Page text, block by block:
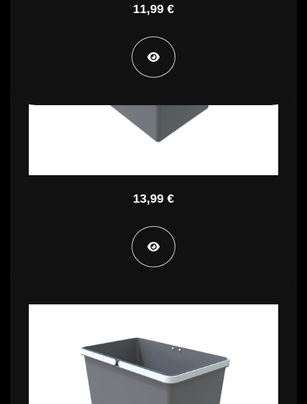
15,99 €
13,99 €
11,99 €